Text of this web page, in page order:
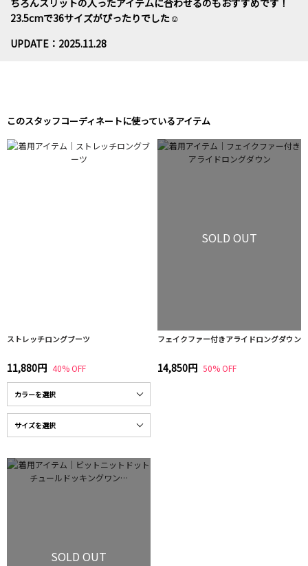
23.5cmで36サイズがぴったりでした☺️
UPDATE：2025.11.28
このスタッフコーディネートに使っているアイテム
ストレッチロングブーツ
11,880円 40% OFF
SOLD OUT
フェイクファー付きアライドロングダウン
14,850円 50% OFF
SOLD OUT